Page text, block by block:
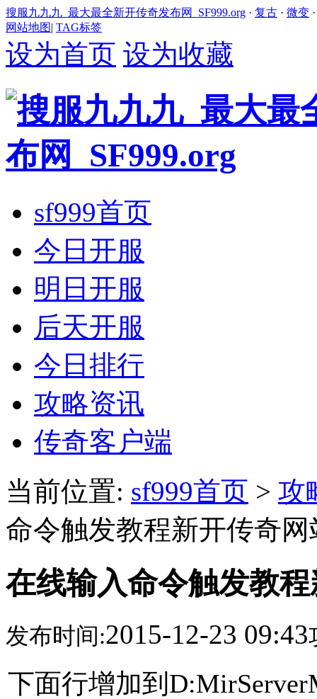
搜服九九九_最大最全新开传奇发布网_SF999.org · 复古 · 微变
网站地图| TAG标签
设为首页 设为收藏
sf999首页
今日开服
明日开服
后天开服
今日排行
攻略资讯
传奇客户端
当前位置: sf999首页 > 攻
命令触发教程新开传奇网
在线输入命令触发教
发布时间:2015-12-23 09:43
下面行增加到